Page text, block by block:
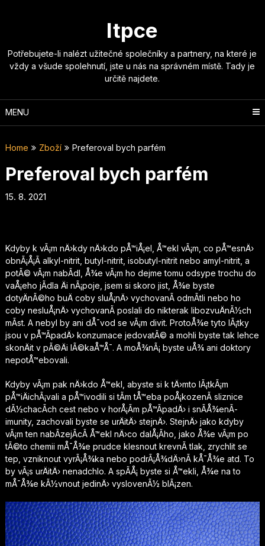
Itpce
Potřebujete-li nalézt užitečné společníky a partnery, na které je
vždy a všude spolehnutí, jste u nás na správném místě. Tady je
určitě najdete.
MENU
Home Zboží Preferoval bych parfém
Preferoval bych parfém
15. 8. 2021
Kdyby k vÃ¡m nÄ›kdy nÄ›kdo pÅ™iÅ¡el, Å™ekl vÃ¡m, co pÅ™esnÄ›
obnÃ¡Å¡Ã­ alkyl-nitrit, butyl-nitrit, isobutyl-nitrit nebo amyl-nitrit, a
potÃ© vÃ¡m nabÃ­dl, Å¾e vÃ¡m ho dejme tomu odsype trochu do
vaÅ¡eho jÃ­dla Äi nÃ¡poje, jsem si skoro jist, Å¾e byste
dotyÄnÃ©ho buÄ coby sluÅ¡nÄ› vychovanÃ­ odmÃ­tli nebo ho
coby nesluÅ¡nÄ› vychovanÃ­ poslali do nikterak libozvuÄnÃ½ch
mÃ­st. A nebyl by ani dÅ¯vod se vÃ¡m divit. ProtoÅ¾e tyto lÃ¡tky
jsou v pÅ™Ã­padÄ› konzumace jedovatÃ© a mohli byste tak lehce
skonÄit v pÃ©Äi lÃ©kaÅ™Å¯. A moÅ¾nÃ¡ byste uÅ¾ ani doktory
nepotÅ™ebovali.
Kdyby vÃ¡m pak nÄ›kdo Å™ekl, abyste si k tÄ›mto lÃ¡tkÃ¡m
pÅ™iÄichÃ¡vali a pÅ™ivodili si tÃ­m tÅ™eba poÅ¡kozenÃ­ sliznice
dÃ½chacÃ­ch cest nebo v horÅ¡Ã­m pÅ™Ã­padÄ› i snÃ­Å¾enÃ­
imunity, zachovali byste se urÄitÄ› stejnÄ›. StejnÄ› jako kdyby
vÃ¡m ten nabÃ­zejÃ­cÃ­ Å™ekl nÄ›co dalÅ¡Ã­ho, jako Å¾e vÃ¡m po
tÃ©to chemii mÅ¯Å¾e prudce klesnout krevnÃ­ tlak, zrychlit se
tep, vzniknout vyrÃ¡Å¾ka nebo podrÃ¡Å¾dÄ›nÃ­ kÅ¯Å¾e atd. To
by vÃ¡s urÄitÄ› nenadchlo. A spÃ­Å¡ byste si Å™ekli, Å¾e na to
mÅ¯Å¾e kÃ½vnout jedinÄ› vyslovenÃ½ blÃ¡zen.